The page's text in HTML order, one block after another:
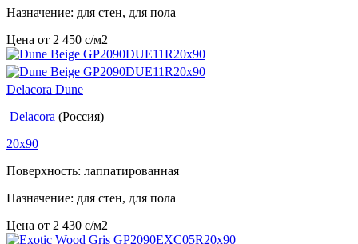
Назначение: для стен, для пола
Цена от 2 450 c/м2
Delacora Dune
Delacora (Россия)
20x90
Поверхность: лаппатированная
Назначение: для стен, для пола
Цена от 2 430 c/м2